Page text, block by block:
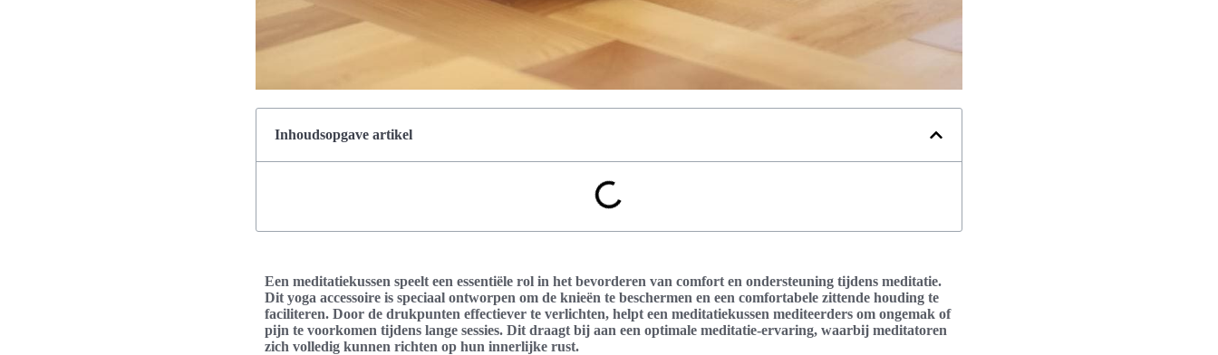
Inhoudsopgave artikel
Een meditatiekussen speelt een essentiële rol in het bevorderen van comfort en ondersteuning tijdens meditatie.
Dit yoga accessoire is speciaal ontworpen om de knieën te beschermen en een comfortabele zittende houding te
faciliteren. Door de drukpunten effectiever te verlichten, helpt een meditatiekussen mediteerders om ongemak of
pijn te voorkomen tijdens lange sessies. Dit draagt bij aan een optimale meditatie-ervaring, waarbij meditatoren
zich volledig kunnen richten op hun innerlijke rust.